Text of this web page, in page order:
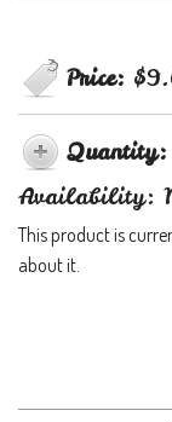
Price:
Quantity:
Availability:
This product is
about it.